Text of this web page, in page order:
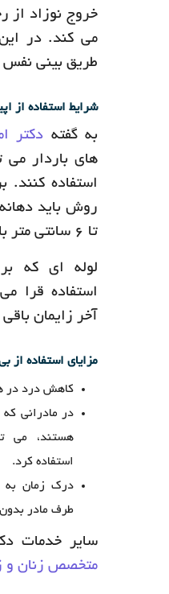
خروج نوزاد
می کند. در این
طریق بینی نفس
شرایط استفاده از
به گفته دکتر
های باردار می
استفاده کنند.
تا 6 سانتی متر باز شود.
لوله ای که
استفاده قرا
آخر زایمان باقی
مزایای استفاده از
کاهش درد در
در مادرانی که
هستند، می
استفاده کرد.
درک زمان به
طرف مادر
سایر خدمات
متخصص زنان و